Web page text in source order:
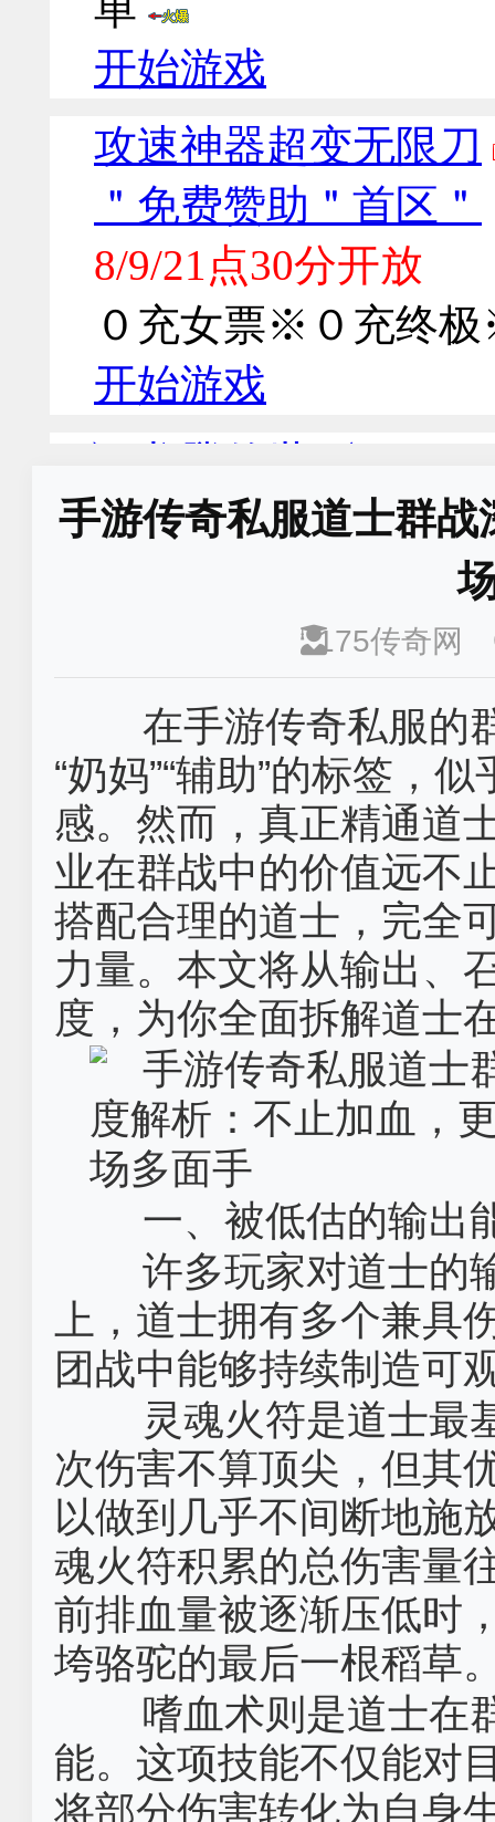
手游传奇私服道士群
175传奇网
在手游传奇私服的
“奶妈”“辅助”的标签，
感。然而，真正精通道
业在群战中的价值远不
搭配合理的道士，完全
力量。本文将从输出、
度，为你全面拆解道士
一、被低估的输出
许多玩家对道士的
上，道士拥有多个兼具
团战中能够持续制造可
灵魂火符是道士最
次伤害不算顶尖，但其
以做到几乎不间断地施
魂火符积累的总伤害量
前排血量被逐渐压低时
垮骆驼的最后一根稻草
嗜血术则是道士在
能。这项技能不仅能对
将部分伤害转化为自身